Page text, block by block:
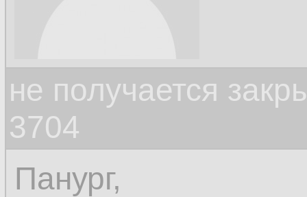
не получается
3704
Панург,